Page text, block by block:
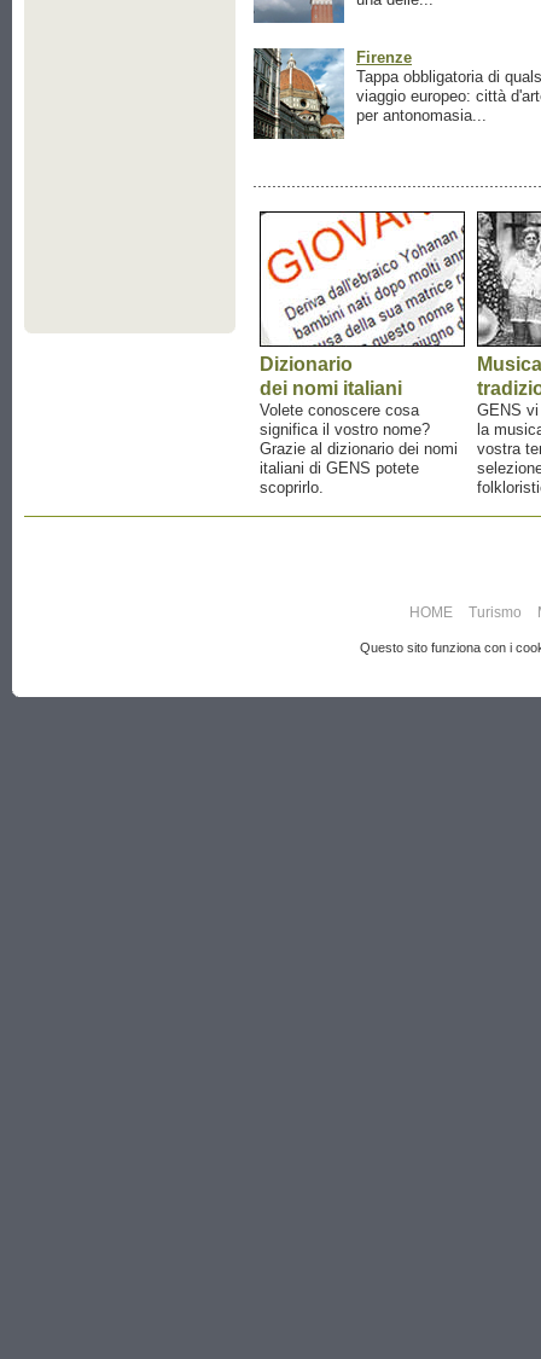
Firenze
Tappa obbligatoria di
viaggio europeo: città
per antonomasia...
Dizionario
dei nomi italiani
Volete conoscere cosa
significa il vostro nome?
Grazie al dizionario dei nomi
italiani di GENS potete
scoprirlo.
Musica
GENS
la
vostra
HOME Turismo
Questo sito funziona con i